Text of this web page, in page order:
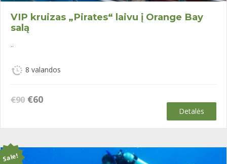
VIP kruizas „Pirates“ laivu į Orange Bay
salą
..
8 valandos
€90 Original
€90.
€60Current
€60.
Detalės
Sale!